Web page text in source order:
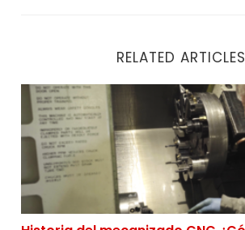
RELATED ARTICLES
Historia del mecanizado CNC